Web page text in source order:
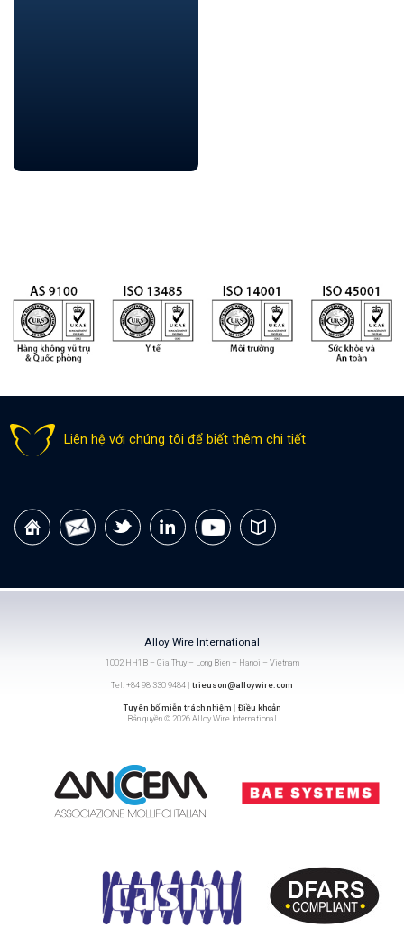
Liên hệ với chúng tôi để biết thêm chi tiết
Alloy Wire International
1002 HH1B – Gia Thuy – Long Bien – Hanoi – Vietnam
Tel: +84 98 330 9484 | trieuson@alloywire.com
Tuyên bố miễn trách nhiệm | Điều khoản
Bản quyền © 2026 Alloy Wire International